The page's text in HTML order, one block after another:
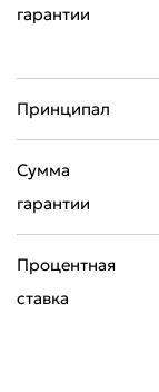
гарантии
Принципал
Сумма
гарантии
Процентная
ставка